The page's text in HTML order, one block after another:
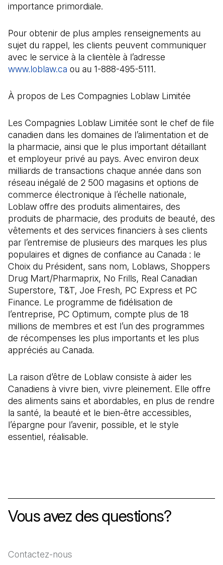
importance primordiale.
Pour obtenir de plus amples renseignements au
sujet du rappel, les clients peuvent communiquer
avec le service à la clientèle à l’adresse
www.loblaw.ca ou au 1-888-495-5111.
À propos de Les Compagnies Loblaw Limitée
Les Compagnies Loblaw Limitée sont le chef de file
canadien dans les domaines de l’alimentation et de
la pharmacie, ainsi que le plus important détaillant
et employeur privé au pays. Avec environ deux
milliards de transactions chaque année dans son
réseau inégalé de 2 500 magasins et options de
commerce électronique à l’échelle nationale,
Loblaw offre des produits alimentaires, des
produits de pharmacie, des produits de beauté, des
vêtements et des services financiers à ses clients
par l’entremise de plusieurs des marques les plus
populaires et dignes de confiance au Canada : le
Choix du Président, sans nom, Loblaws, Shoppers
Drug Mart/Pharmaprix, No Frills, Real Canadian
Superstore, T&T, Joe Fresh, PC Express et PC
Finance. Le programme de fidélisation de
l’entreprise, PC Optimum, compte plus de 18
millions de membres et est l’un des programmes
de récompenses les plus importants et les plus
appréciés au Canada.
La raison d’être de Loblaw consiste à aider les
Canadiens à vivre bien, vivre pleinement. Elle offre
des aliments sains et abordables, en plus de rendre
la santé, la beauté et le bien-être accessibles,
l’épargne pour l’avenir, possible, et le style
essentiel, réalisable.
Vous avez des questions?
Contactez-nous